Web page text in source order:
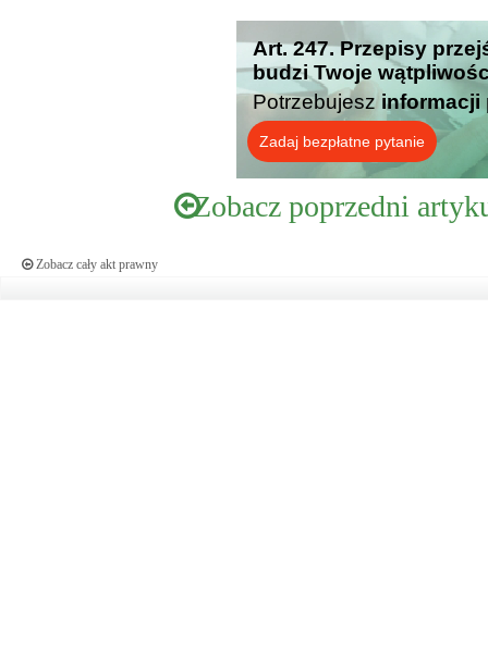
Art. 247. Przepisy
budzi Twoje
Potrzebujesz informacji
Zadaj bezpłatne pytanie
Zobacz poprzedni
Zobacz cały akt prawny